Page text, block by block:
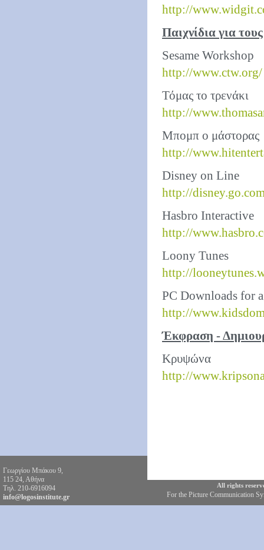
http://
Παιχνίδια για
Sesame Workshop
http://www.ctw.org/
Τόμας το τρενάκι
http://
Μπομπ ο μάστορας
http://
Disney on Line
http://
Hasbro Interactive
http://
Loony Tunes
http://
PC Downloads for
http://
Έκφραση -
Κρυψώνα
http://
Γεωργίου Μπάκου 9,
115 24, Αθήνα
Τηλ. 210-6916094
info@logosinstitute.gr
All rights
For the Picture Communication